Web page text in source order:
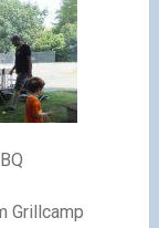
Grillcamp